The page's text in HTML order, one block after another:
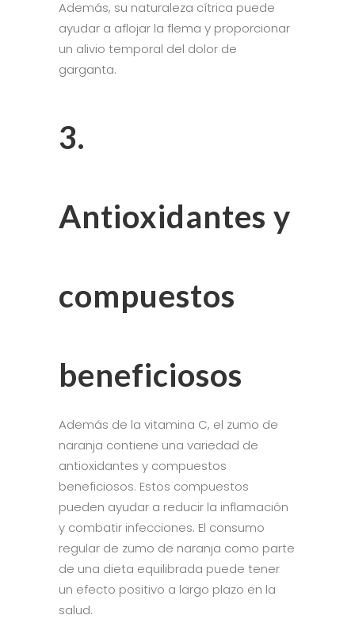
Además, su naturaleza cítrica puede
ayudar a aflojar la flema y proporcionar
un alivio temporal del dolor de
garganta.
3.
Antioxidantes y
compuestos
beneficiosos
Además de la vitamina C, el zumo de
naranja contiene una variedad de
antioxidantes y compuestos
beneficiosos. Estos compuestos
pueden ayudar a reducir la inflamación
y combatir infecciones. El consumo
regular de zumo de naranja como parte
de una dieta equilibrada puede tener
un efecto positivo a largo plazo en la
salud.